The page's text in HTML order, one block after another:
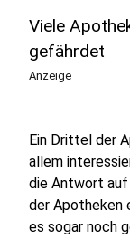
Viele
gefährdet
Anzeige
Ein Drittel der
allem
die Antwort auf
der Apotheken
es sogar noch